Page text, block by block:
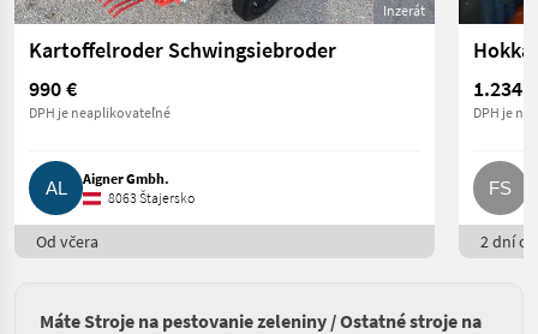
Inzerát
Kartoffelroder Schwingsiebroder
990 €
DPH je neaplikovateľné
Aigner Gmbh.
8063 Štajersko
Od včera
1.234 €
DPH je
2 dní
Máte Stroje na pestovanie zeleniny / Ostatné stroje na